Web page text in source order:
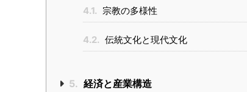
4.1. 宗教の多様性
4.2. 伝統文化と現代文化
5. 経済と産業構造